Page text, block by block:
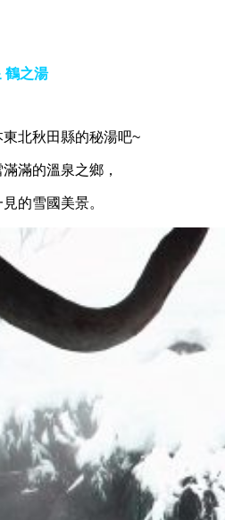
鶴之湯
北秋田縣的秘湯吧~
滿的溫泉之鄉，
的雪國美景。